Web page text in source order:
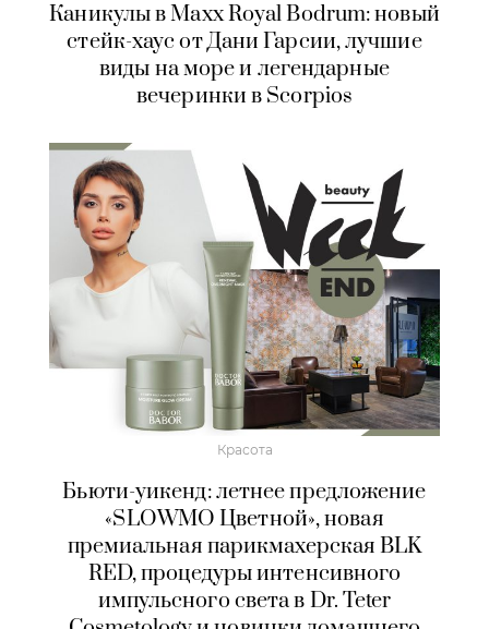
Каникулы в Maxx Royal Bodrum: новый
стейк-хаус от Дани Гарсии, лучшие
виды на море и легендарные
вечеринки в Scorpios
Красота
Бьюти-уикенд: летнее предложение
«SLOWMO Цветной», новая
премиальная парикмахерская BLK
RED, процедуры интенсивного
импульсного света в Dr. Teter